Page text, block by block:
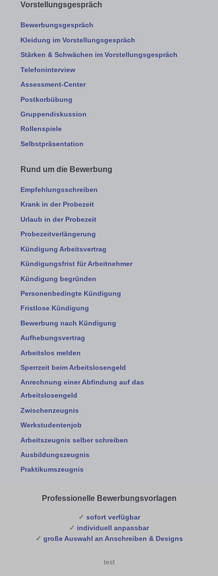
Vorstellungsgespräch
Bewerbungsgespräch
Kleidung im Vorstellungsgespräch
Stärken & Schwächen im Vorstellungsgespräch
Telefoninterview
Assessment-Center
Postkorbübung
Gruppendiskussion
Rollenspiele
Selbstpräsentation
Rund um die Bewerbung
Empfehlungsschreiben
Krank in der Probezeit
Urlaub in der Probezeit
Probezeitverlängerung
Kündigung Arbeitsvertrag
Kündigungsfrist für Arbeitnehmer
Kündigung begründen
Personenbedingte Kündigung
Fristlose Kündigung
Bewerbung nach Kündigung
Aufhebungsvertrag
Arbeitslos melden
Sperrzeit beim Arbeitslosengeld
Anrechnung einer Abfindung auf das
Arbeitslosengeld
Zwischenzeugnis
Werkstudentenjob
Arbeitszeugnis selber schreiben
Ausbildungszeugnis
Praktikumszeugnis
Professionelle Bewerbungsvorlagen
✓ sofort verfügbar
✓ individuell anpassbar
✓ große Auswahl an Anschreiben & Designs
test